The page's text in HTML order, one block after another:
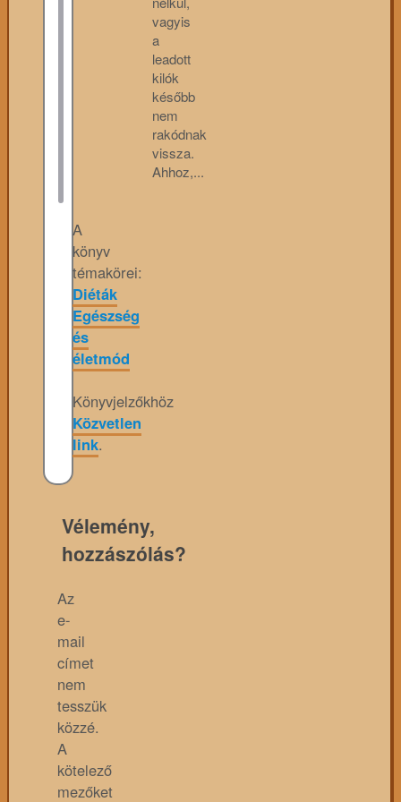
vagyis
a
leadott
kilók
később
nem
rakódnak
vissza.
Ahhoz,...
A
könyv
témakörei:
Diéták
Egészség
és
életmód
Könyvjelzőkhöz
Közvetlen
link.
Vélemény,
hozzászólás?
Az
e-
mail
címet
nem
tesszük
közzé.
A
kötelező
mezőket